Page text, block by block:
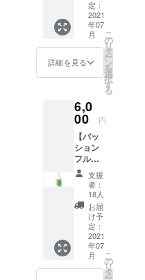
まで、24年
目となる。
パッ
ション
フルー
ツロー
ション
（内容
３）全
国送料
無料
5,060円
当）】
１）南
大隅町
産農薬
不使用
パッ
フルー
ツ規格
外品：B
品、C品
クラス
を5個
（生果
実）
２）ボ
タニカ
ノン
パッ
ション
フルー
ツロー
ション
定：
2021
年07
月
詳細を見る
こ
の
リ
タ
ー
ン
を
選
択
す
る
6,0
00 円
【パッ
ション
フルー
ツ＆バ
スセッ
ト（商
品合計
7,040円
当）】
１）南
大隅町
産農薬
支援
者：
18人
お届
け予
定：
2021
年07
月
こ
の
リ
タ
ー